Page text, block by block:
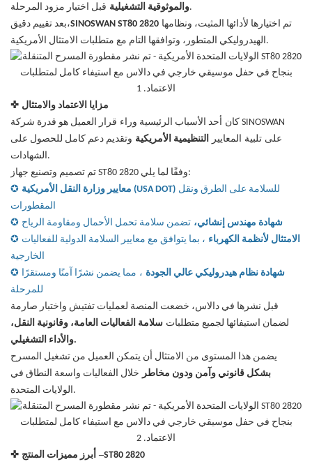
والموثوقية التشغيليةقبل اختيار مزود المرحلة.
بعد تقييم دقيق،SINOSWAN ST80 2820 تم اختيارها لأدائها المثبت، ونظامها
الهيدروليكي المتطور، وتوافقها التام مع متطلبات الامتثال الأمريكية.
✜ مزايا الاعتماد والامتثال
كان أحد الأسباب الرئيسية وراء
قرار العميل هو قدرة شركة SINOSWAN
على تلبية المعايير التنظيمية الأمريكية وتقديم دعم كامل للحصول على
الشهادات.
تم تصميم وتصنيع جهاز ST80 2820 وفقًا لما يلي:
✪
معايير وزارة النقل الأمريكية (USA DOT) للسلامة على الطرق ونقل
المقطورات
✪
شهادة مهندس إنشائي، تضمن سلامة تحمل الأحمال ومقاومة الرياح
✪
الامتثال لأنظمة الكهرباء ، بما يتوافق مع معايير السلامة الدولية للفعاليات
الخارجية
✪
شهادة نظام هيدروليكي عالي الجودة ، مما يضمن نشرًا آمنًا ومستقرًا
للمرحلة
قبل نشرها في دالاس، خضعت المنصة لعمليات تفتيش واختبار صارمة
لضمان استيفائها لجميع متطلبات سلامة الفعاليات العامة، وقانونية النقل،
والأداء التشغيلي.
يضمن هذا المستوى من الامتثال أن يتمكن العميل من تشغيل المسرح
بشكل قانوني وآمن ودون مخاطر خلال الفعاليات واسعة النطاق في
الولايات المتحدة.
✜ أبرز مميزات المنتج –ST80 2820